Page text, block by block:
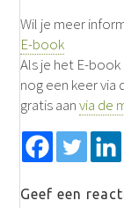
Wil je meer
E-book
Als je het E-
nog een keer via
gratis aanvia de
Geef een